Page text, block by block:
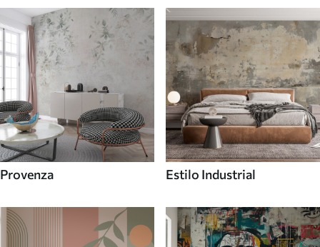
Provenza Estilo Industrial